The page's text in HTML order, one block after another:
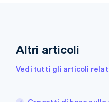
Altri articoli
Vedi tutti gli articoli
EnglishSvenska
FrançaisEnglish